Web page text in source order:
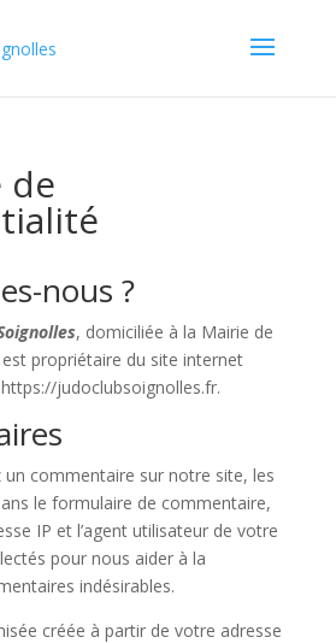
de
nous ?
, domiciliée à la Mairie de
propriétaire du site internet
judoclubsoignolles.fr.
un commentaire sur notre site, les
le formulaire de commentaire,
IP et l’agent utilisateur de votre
pour nous aider à la
indésirables.
créée à partir de votre adresse